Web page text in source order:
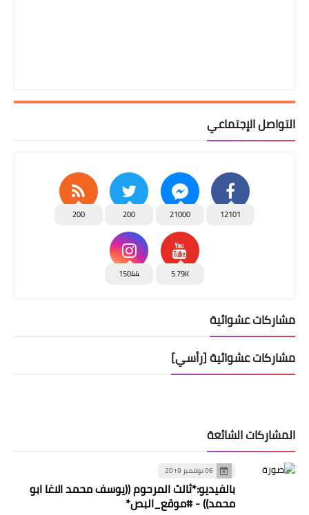
التواصل الإجتماعي
12101
21000
200
200
5.79K
15044
مشاركات عشوائية
مشاركات عشوائية [رأسي]
المشاركات الشائعة
06 نوفمبر 2019
بالفيديو:*ثالث المرحوم ((يوسف محمد الاغا ابو
محمد)) - #موقع_البص*